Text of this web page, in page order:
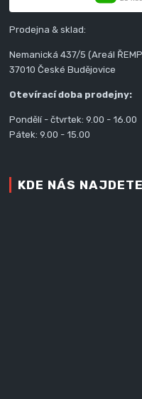
Prodejna & sklad:
Nemanická 437/5 (Areál
37010 České Budějovice
Otevírací doba prodejny:
Pondělí - čtvrtek: 9.00 - 16.00
Pátek: 9.00 - 15.00
KDE NÁS NAJDETE